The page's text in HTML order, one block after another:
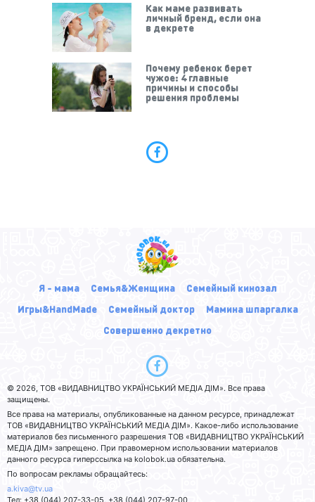
Как маме развивать
личный бренд, если она
в декрете
Почему ребенок берет
чужое: 4 главные
причины и способы
решения проблемы
Я - мама Семья&Женщина
Семейный кинозал
Игры&HandMade
Семейный доктор
Мамина шпаргалка
Совершенно декретно
© 2026, ТОВ «ВИДАВНИЦТВО УКРАЇНСЬКИЙ МЕДІА ДІМ». Все права
защищены.
Все права на материалы, опубликованные на данном ресурсе, принадлежат
ТОВ «ВИДАВНИЦТВО УКРАЇНСЬКИЙ МЕДІА ДІМ». Какое-либо использование
материалов без письменного разрешения ТОВ «ВИДАВНИЦТВО УКРАЇНСЬКИЙ
МЕДІА ДІМ» запрещено. При правомерном использовании материалов
данного ресурса гиперссылка на kolobok.ua обязательна.
По вопросам рекламы обращайтесь:
a.kiva@tv.ua
Тел: +38 (044) 207-33-05, +38 (044) 207-97-00